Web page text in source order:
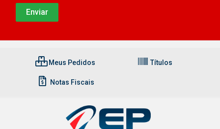
Meus Pedidos Títulos
Notas Fiscais